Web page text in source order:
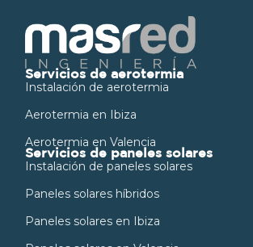
Servicios de aerotermia
Instalación de aerotermia
Aerotermia en Ibiza
Aerotermia en Valencia
Servicios de paneles solares
Instalación de paneles solares
Paneles solares híbridos
Paneles solares en Ibiza